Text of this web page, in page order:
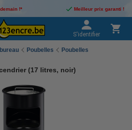
!* Meilleur prix garanti !
S'identifier
Poubelles Poubelles
(17 litres, noir)